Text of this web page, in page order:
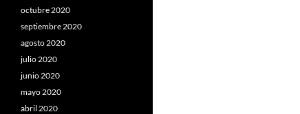
octubre 2020
septiembre 2020
agosto 2020
julio 2020
junio 2020
mayo 2020
abril 2020